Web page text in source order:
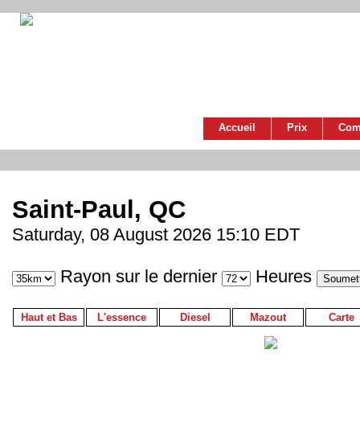
Accueil Prix
Saint-Paul, QC
Saturday, 08 August 2026 15:10 EDT
Rayon sur le dernier Heures
Haut et Bas L'essence Diesel Mazout Carte